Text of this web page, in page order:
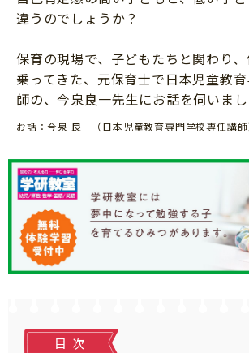
習い事
健康
違うのでしょうか？
保育の現場で、子どもたちと関わり
乗ってきた、元保育士で日本児童教
師の、今泉良一先生にお話を伺いまし
お話：今泉 良一（日本児童教育専門学校専任講師
目次